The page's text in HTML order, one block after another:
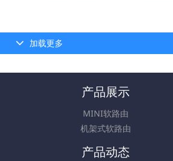
加载更多
产品展示
MINI软路由
机架式软路由
产品动态